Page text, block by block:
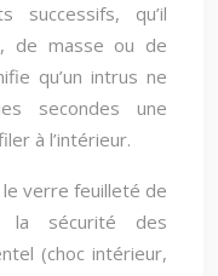
successifs, qu’il
de masse ou de
qu’un intrus ne
secondes une
à l’intérieur.
verre feuilleté de
la sécurité des
(choc intérieur,